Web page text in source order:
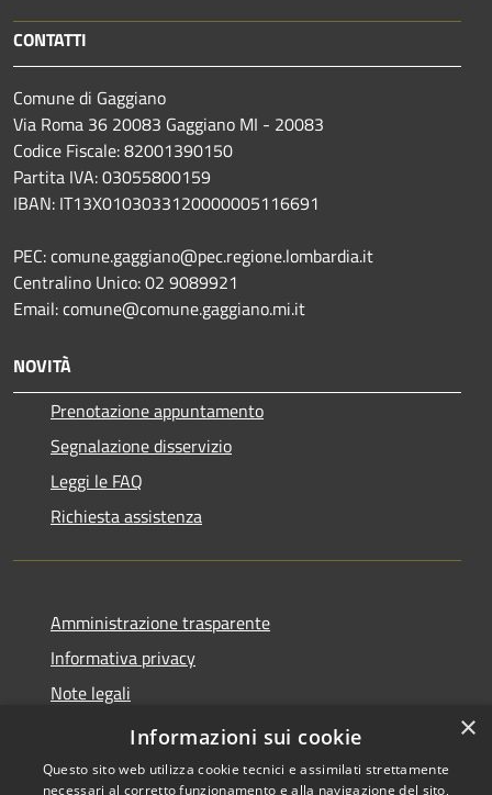
CONTATTI
Comune di Gaggiano
Via Roma 36 20083 Gaggiano MI - 20083
Codice Fiscale: 82001390150
Partita IVA: 03055800159
IBAN: IT13X0103033120000005116691
PEC: comune.gaggiano@pec.regione.lombardia.it
Centralino Unico: 02 9089921
Email: comune@comune.gaggiano.mi.it
NOVITÀ
Prenotazione appuntamento
Segnalazione disservizio
Leggi le FAQ
Richiesta assistenza
Amministrazione trasparente
Informativa privacy
Note legali
Dichiarazione di accessibilità
×
Informazioni sui cookie
Questo sito web utilizza cookie tecnici e assimilati strettamente
necessari al corretto funzionamento e alla navigazione del sito,